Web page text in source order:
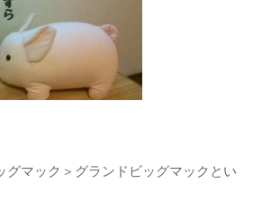
グマック＞グランドビッグマックとい